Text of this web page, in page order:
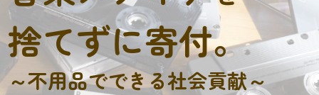
捨てずに寄付。
～不用品でできる社会貢献～